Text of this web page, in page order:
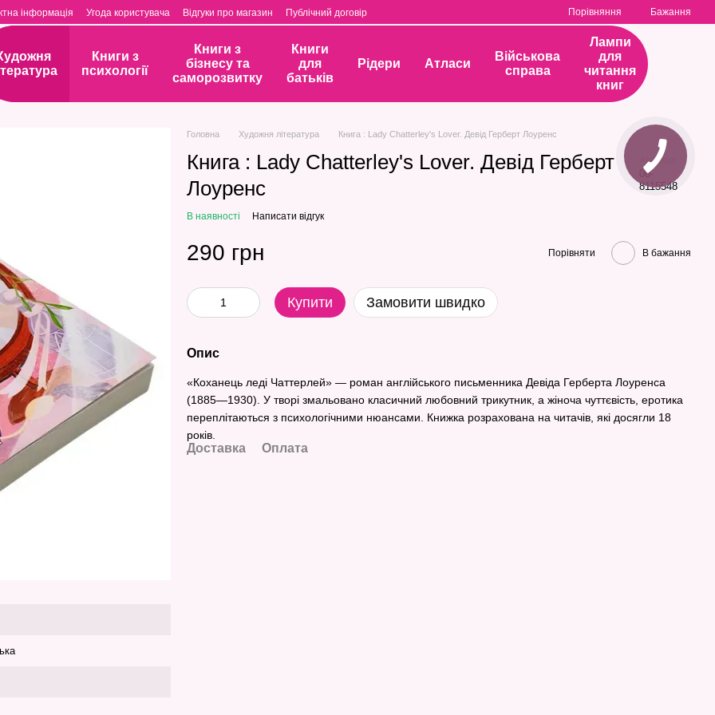
інформація Угода користувача Відгуки про магазин Публічний договір Порівняння Бажання
Книги з
психології
Книги з
бізнесу та
саморозвитку
Книги
для
батьків
Рідери Атласи
Військова
справа
Лампи
для
читання
книг
Головна Художня література Книга : Lady Chatterley's Lover. Девід Герберт Лоуренс
Книга : Lady Chatterley's Lover. Девід Герберт
Лоуренс
Артикул
00-
8115548
В наявності Написати відгук
290 грн Порівняти В бажання
Купити Замовити швидко
Опис
«Коханець леді Чаттерлей» — роман англійського письменника Девіда Герберта Лоуренса
(1885—1930). У творі змальовано класичний любовний трикутник, а жіноча чуттєвість, еротика
переплітаються з психологічними нюансами. Книжка розрахована на читачів, які досягли 18
років.
Доставка Оплата